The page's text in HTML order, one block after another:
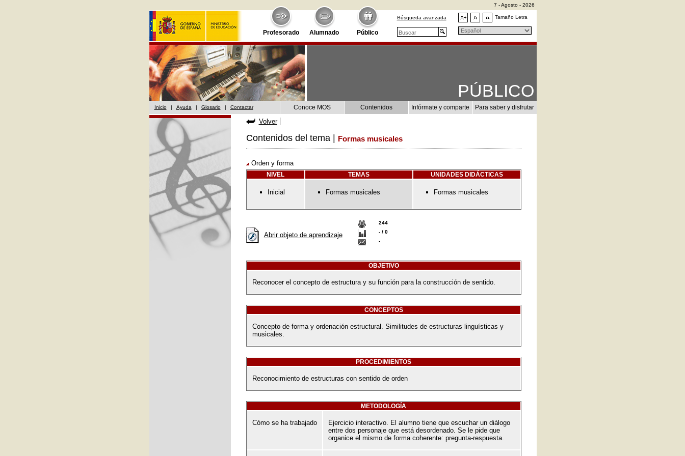
Profesorado Alumnado Público
7 - Agosto - 2026
Búsqueda avanzada Tamaño Letra
PÚBLICO
Inicio | Ayuda | Glosario | Contactar Conoce MOS Contenidos Infórmate y comparte Para saber y disfrutar
Volver
Contenidos del tema | Formas musicales
Orden y forma
NIVEL TEMAS UNIDADES DIDÁCTICAS
Inicial Formas musicales Formas musicales
Abrir objeto de aprendizaje
244
- / 0
-
OBJETIVO
Reconocer el concepto de estructura y su función para la construcción de sentido.
CONCEPTOS
Concepto de forma y ordenación estructural. Similitudes de estructuras linguísticas y
musicales.
PROCEDIMIENTOS
Reconocimiento de estructuras con sentido de orden
METODOLOGÍA
Cómo se ha trabajado
Ejercicio interactivo. El alumno tiene que escuchar un diálogo
entre dos personaje que está desordenado. Se le pide que
organice el mismo de forma coherente: pregunta-respuesta.